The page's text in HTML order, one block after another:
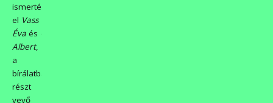
ismerték
el Vass
Éva és Gaál
Albert,
a
bírálatban
részt
vevő